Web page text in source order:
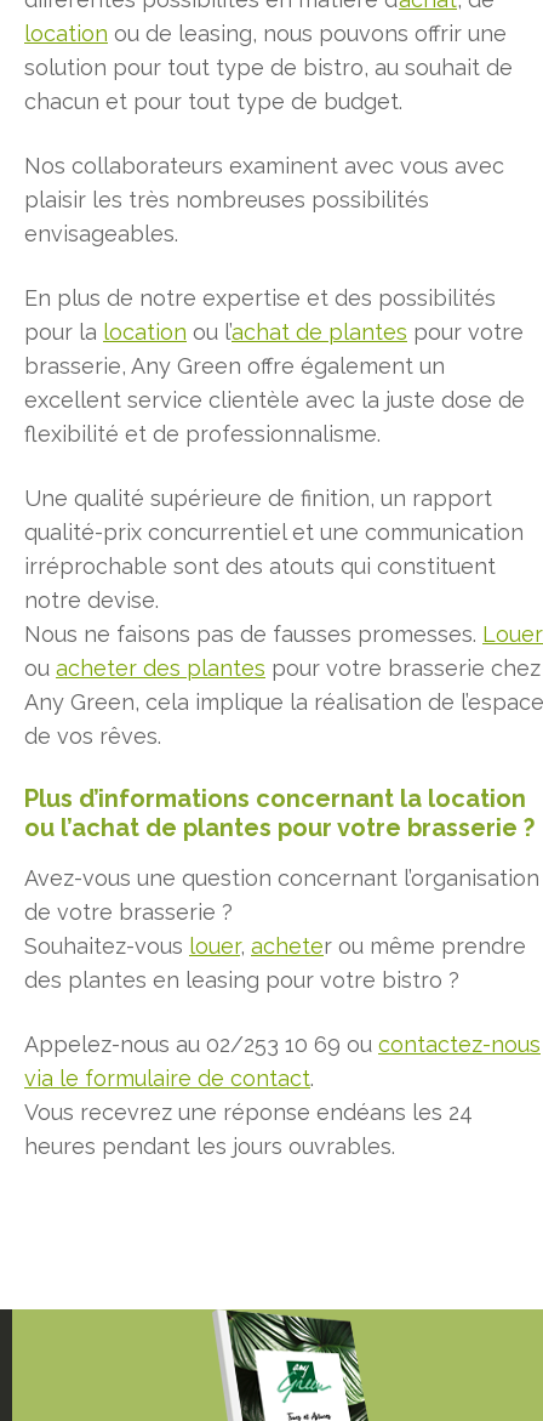
location ou de leasing, nous pouvons offrir une
solution pour tout type de bistro, au souhait de
chacun et pour tout type de budget.
Nos collaborateurs examinent avec vous avec
plaisir les très nombreuses possibilités
envisageables.
En plus de notre expertise et des possibilités
pour la location ou l’achat de plantes pour votre
brasserie, Any Green offre également un
excellent service clientèle avec la juste dose de
flexibilité et de professionnalisme.
Une qualité supérieure de finition, un rapport
qualité-prix concurrentiel et une communication
irréprochable sont des atouts qui constituent
notre devise.
Nous ne faisons pas de fausses promesses. Louer
ou acheter des plantes pour votre brasserie chez
Any Green, cela implique la réalisation de l’espace
de vos rêves.
Plus d’informations concernant la location
ou l’achat de plantes pour votre brasserie ?
Avez-vous une question concernant l’organisation
de votre brasserie ?
Souhaitez-vous louer, acheter ou même prendre
des plantes en leasing pour votre bistro ?
Appelez-nous au 02/253 10 69 ou contactez-nous
via le formulaire de contact.
Vous recevrez une réponse endéans les 24
heures pendant les jours ouvrables.